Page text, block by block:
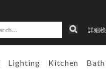
詳細
Lighting Kitchen Bath